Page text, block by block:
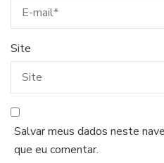
Site
Salvar meus dados neste
que eu comentar.